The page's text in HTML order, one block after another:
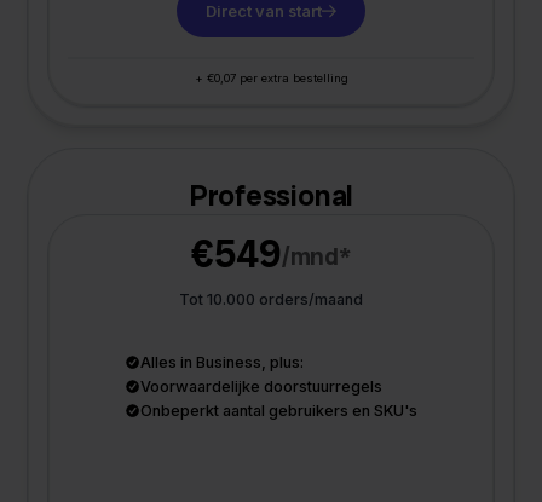
Direct van start
+ €0,07 per extra bestelling
Professional
€549/mnd*
Tot 10.000 orders/maand
Alles in Business, plus:
Voorwaardelijke doorstuurregels
Onbeperkt aantal gebruikers en SKU's